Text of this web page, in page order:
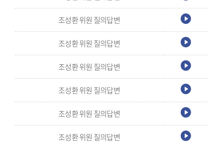
조성환 위원 질의답변
조성환 위원 질의답변
조성환 위원 질의답변
조성환 위원 질의답변
조성환 위원 질의답변
조성환 위원 질의답변